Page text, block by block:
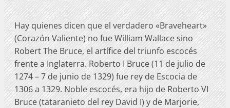
Hay quienes dicen que el verdadero «Braveheart»
(Corazón Valiente) no fue William Wallace sino
Robert The Bruce, el artífice del triunfo escocés
frente a Inglaterra. Roberto I Bruce (11 de julio de
1274 – 7 de junio de 1329) fue rey de Escocia de
1306 a 1329. Noble escocés, era hijo de Roberto VI
Bruce (tataranieto del rey David I) y de Marjorie,